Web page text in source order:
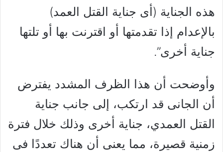
هذه الجناية (أى جناية القتل العمد)
بالإعدام إذا تقدمتها أو اقترنت بها أو تلتها
جناية أخرى”.
وأوضحت أن هذا الظرف المشدد يفترض
أن الجانى قد ارتكب، إلى جانب جناية
القتل العمدي، جناية أخرى وذلك خلال فترة
زمنية قصيرة، مما يعنى أن هناك تعددًا فى